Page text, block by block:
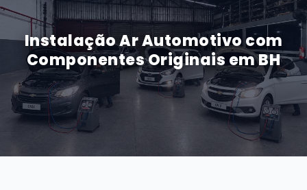
Instalação Ar Automotivo com
Componentes Originais em BH